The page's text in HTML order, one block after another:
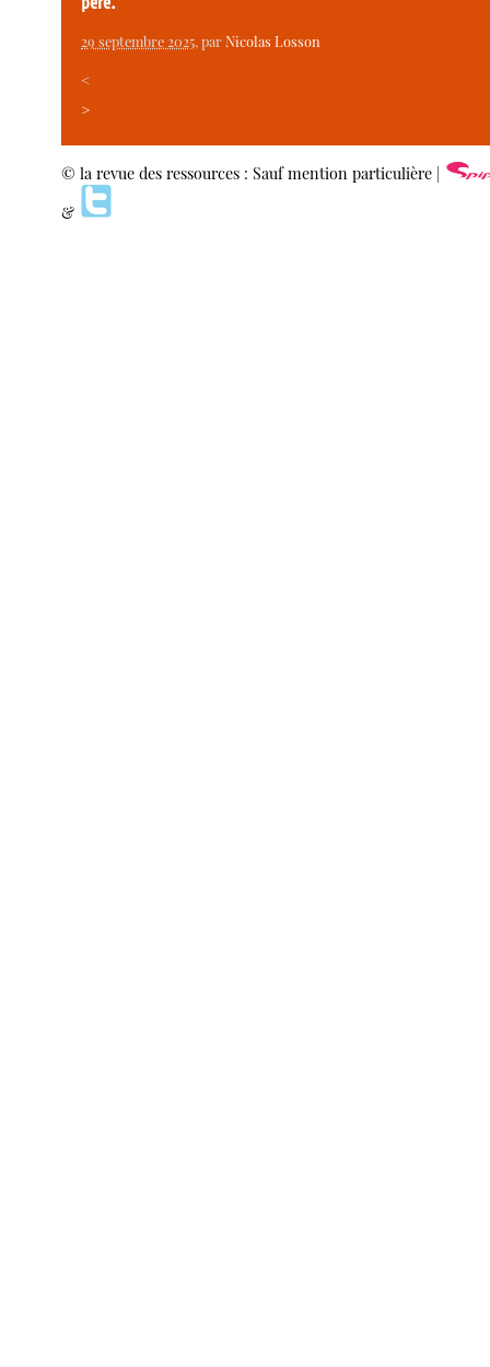
29 septembre 2025, parNicolas Losson
<
>
© la revue des ressources : Sauf mention particulière |
&